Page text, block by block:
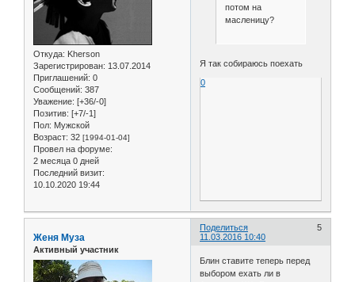
Откуда: Kherson
Зарегистрирован: 13.07.2014
Приглашений: 0
Сообщений: 387
Уважение: [+36/-0]
Позитив: [+7/-1]
Пол: Мужской
Возраст: 32 [1994-01-04]
Провел на форуме:
2 месяца 0 дней
Последний визит:
10.10.2020 19:44
потом на
масленицу?
Я так собираюсь поехать
0
Поделиться
5
11.03.2016 10:40
Женя Муза
Активный участник
Блин ставите теперь перед
выбором ехать ли в